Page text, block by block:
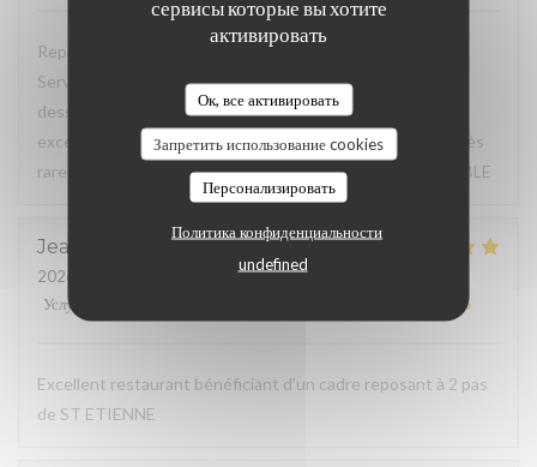
сервисы которые вы хотите
активировать
Ок, все активировать
Запретить использование cookies
Персонализировать
Политика конфиденциальности
undefined
Repas du jour excellent, très bon rapport qualité / prix.
Service à l'assiette super bien présentée de l'entrée au
dessert. Déjeuner en terrasse très agréable, service
excellent, à souligner serviettes de table en tissu (c'est très
rare de nos jours pour un menu du jour) TRES BONNE TABLE
Jean Marc
2026-07-31
- 20:15 - гости 3
Услуги
/5
Excellent restaurant bénéficiant d’un cadre reposant à 2 pas
de ST ETIENNE